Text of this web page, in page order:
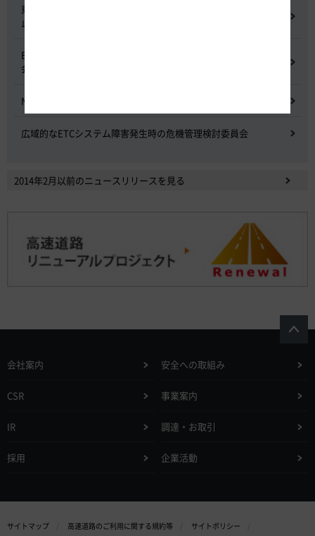
東名高速道路 中吉田高架橋 塗装塗替え工事による火災事故再発防
止委員会
E20 中央道を跨ぐ橋梁の耐震補強工事施工不良に関する調査委員
会
NEXCO中日本における降雪時の対応に関する検討会
広域的なETCシステム障害発生時の危機管理検討委員会
2014年2月以前のニュースリリースを見る
会社案内 安全への取組み
CSR 事業案内
IR 調達・お取引
採用 企業活動
サイトマップ 高速道路のご利用に関する規約等 サイトポリシー